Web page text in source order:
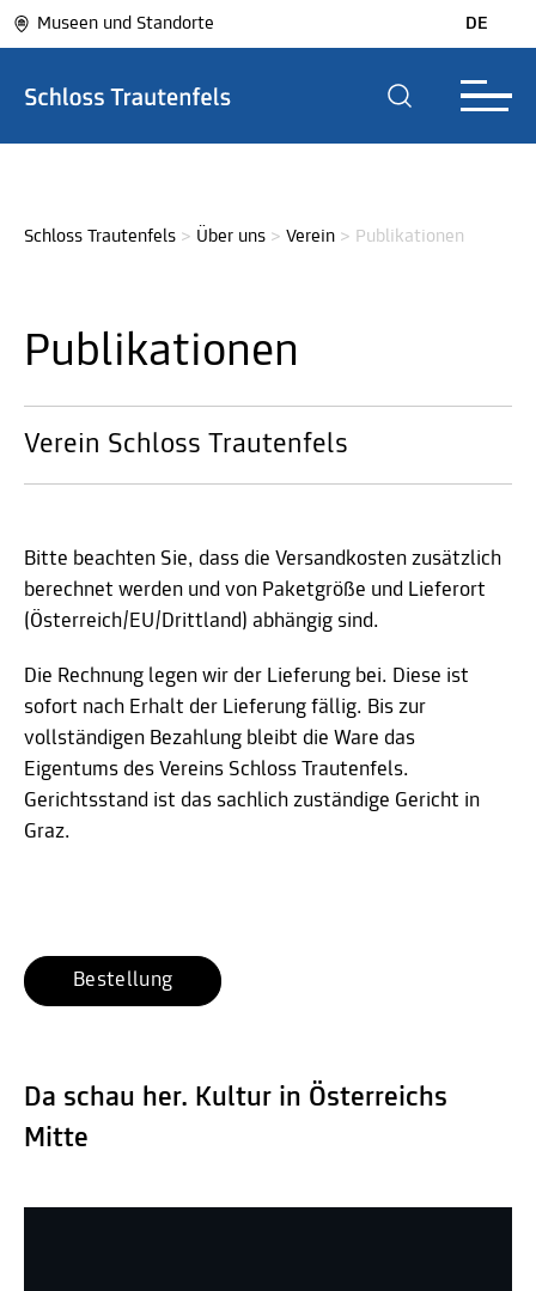
Museen und Standorte DE
Schloss Trautenfels > Über uns > Verein > Publikationen
Publikationen
Verein Schloss Trautenfels
Bitte beachten Sie, dass die Versandkosten zusätzlich
berechnet werden und von Paketgröße und Lieferort
(Österreich/EU/Drittland) abhängig sind.
Die Rechnung legen wir der Lieferung bei. Diese ist
sofort nach Erhalt der Lieferung fällig. Bis zur
vollständigen Bezahlung bleibt die Ware das
Eigentums des Vereins Schloss Trautenfels.
Gerichtsstand ist das sachlich zuständige Gericht in
Graz.
Bestellung
Da schau her. Kultur in Österreichs
Mitte